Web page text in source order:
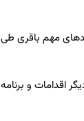
غیرفعال بودن آن از دیگر عملکردهای مهم باقری طی
اقدامات و برنامه